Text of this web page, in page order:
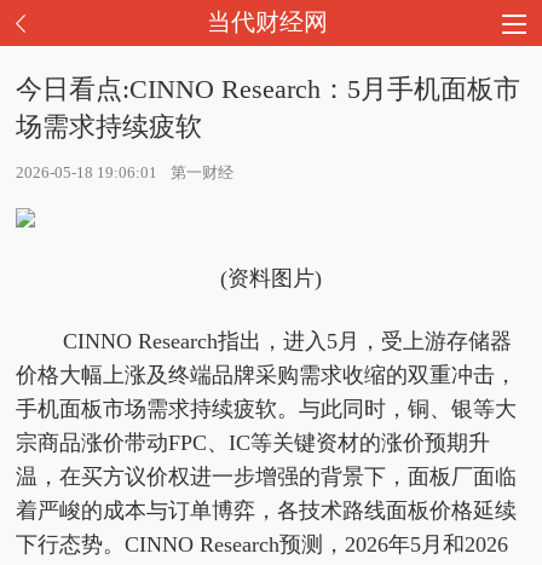
当代财经网
今日看点:CINNO Research：5月手机面板市
场需求持续疲软
2026-05-18 19:06:01 第一财经
(资料图片)
CINNO Research指出，进入5月，受上游存储器
价格大幅上涨及终端品牌采购需求收缩的双重冲击，
手机面板市场需求持续疲软。与此同时，铜、银等大
宗商品涨价带动FPC、IC等关键资材的涨价预期升
温，在买方议价权进一步增强的背景下，面板厂面临
着严峻的成本与订单博弈，各技术路线面板价格延续
下行态势。CINNO Research预测，2026年5月和2026